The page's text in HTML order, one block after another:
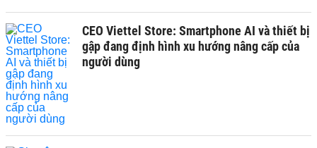
CEO Viettel Store: Smartphone AI và thiết bị
gập đang định hình xu hướng nâng cấp của
người dùng